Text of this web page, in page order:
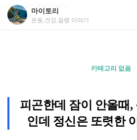
crossorigin="anonymous">
마이토리
운동,건강,질병 이야기
카테고리 없음
피곤한데 잠이 안올때,
인데 정신은 또렷한